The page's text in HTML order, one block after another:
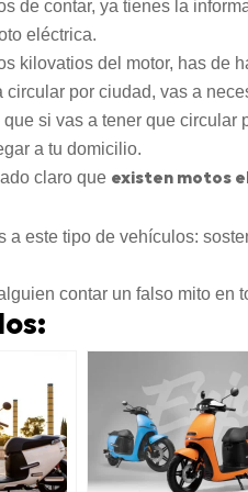
de contar, ya tienes la
eléctrica.
kilovatios del motor, has de
por ciudad, vas a
si vas a tener que
a tu domicilio.
claro que existen motos
a este tipo de vehículos:
contar un falso mito en